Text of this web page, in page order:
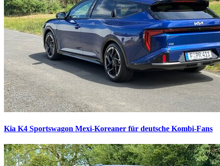
Kia K4 Sportswagon Mexi-Koreaner für deutsche Kombi-Fans